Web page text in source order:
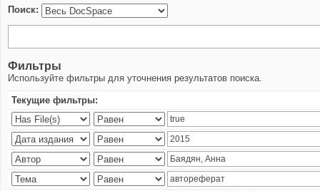
Поиск:
Фильтры
Используйте фильтры для уточнения результатов поиска.
Текущие фильтры: